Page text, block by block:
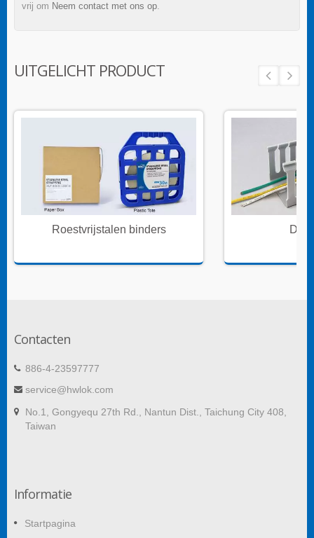
vrij om Neem contact met ons op.
UITGELICHT PRODUCT
Roestvrijstalen binders
Contacten
886-4-23597777
service@hwlok.com
No.1, Gongyequ 27th Rd., Nantun Dist., Taichung City 408,
Taiwan
Informatie
Startpagina